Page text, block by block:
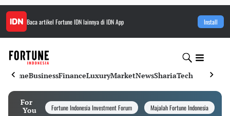
Baca artikel Fortune IDNlainnya di IDN App Install
HomeBusinessFinanceLuxuryMarketNewsShariaTech
For
You
Fortune Indonesia Investment Forum Majalah Fortune Indonesia